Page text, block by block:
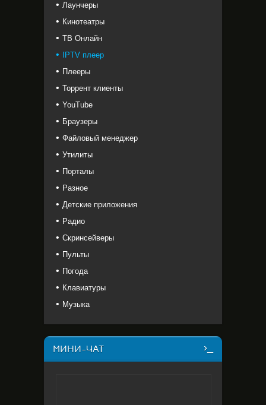
Лаунчеры
Кинотеатры
ТВ Онлайн
IPTV плеер
Плееры
Торрент клиенты
YouTube
Браузеры
Файловый менеджер
Утилиты
Порталы
Разное
Детские приложения
Радио
Скринсейверы
Пульты
Погода
Клавиатуры
Музыка
МИНИ-ЧАТ